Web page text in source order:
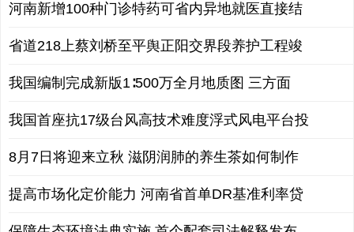
河南新增100种门诊特药可省内异地就医直接结
省道218上蔡刘桥至平舆正阳交界段养护工程竣
我国编制完成新版1∶500万全月地质图 三方面
我国首座抗17级台风高技术难度浮式风电平台投
8月7日将迎来立秋 滋阴润肺的养生茶如何制作
提高市场化定价能力 河南省首单DR基准利率贷